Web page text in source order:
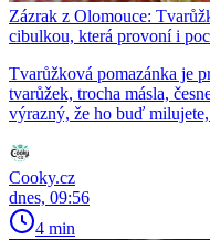
Zázrak z Olomouce:
cibulkou, která provoní i
Tvarůžková pomazánka je
tvarůžek, trocha másla,
výrazný, že ho buď
Cooky.cz
dnes, 09:56
4 min